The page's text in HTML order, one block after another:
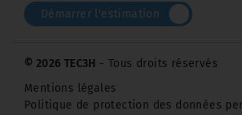
Démarrer l'estimation
© 2026 TEC3H - Tous droits réservés
Mentions légales
Politique de protection des données